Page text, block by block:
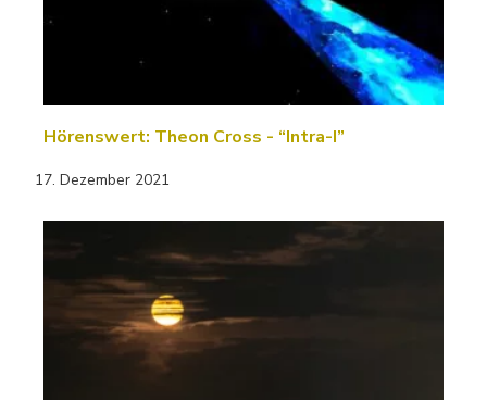
Hörenswert: Theon Cross - “Intra-I”
17. Dezember 2021